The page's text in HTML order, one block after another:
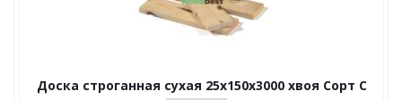
Доска строганная сухая 25х150х3000 хвоя Сорт С